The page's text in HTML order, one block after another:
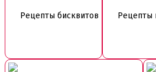
Рецепты бисквитов Рецепты